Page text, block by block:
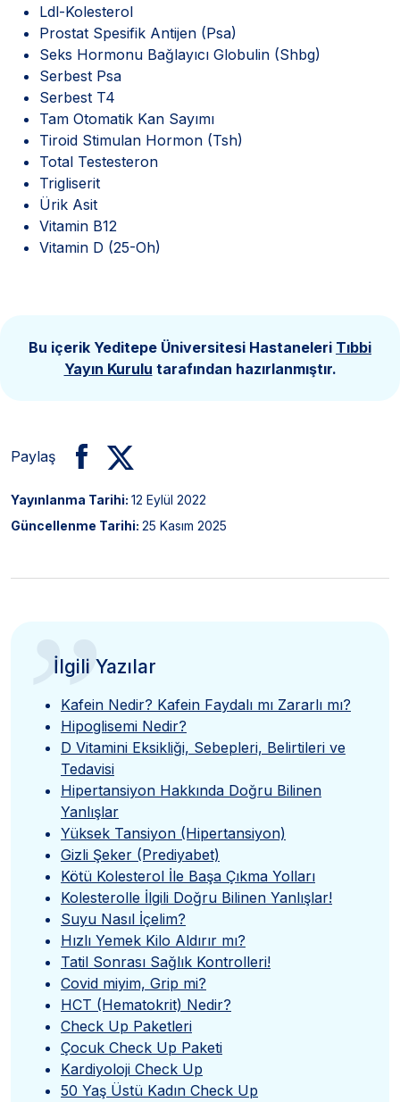
Ldl-Kolesterol
Prostat Spesifik Antijen (Psa)
Seks Hormonu Bağlayıcı Globulin (Shbg)
Serbest Psa
Serbest T4
Tam Otomatik Kan Sayımı
Tiroid Stimulan Hormon (Tsh)
Total Testesteron
Trigliserit
Ürik Asit
Vitamin B12
Vitamin D (25-Oh)
Bu içerik Yeditepe Üniversitesi Hastaneleri Tıbbi
Yayın Kurulu tarafından hazırlanmıştır.
Paylaş
Yayınlanma Tarihi: 12 Eylül 2022
Güncellenme Tarihi: 25 Kasım 2025
”
İlgili Yazılar
Kafein Nedir? Kafein Faydalı mı Zararlı mı?
Hipoglisemi Nedir?
D Vitamini Eksikliği, Sebepleri, Belirtileri ve
Tedavisi
Hipertansiyon Hakkında Doğru Bilinen
Yanlışlar
Yüksek Tansiyon (Hipertansiyon)
Gizli Şeker (Prediyabet)
Kötü Kolesterol İle Başa Çıkma Yolları
Kolesterolle İlgili Doğru Bilinen Yanlışlar!
Suyu Nasıl İçelim?
Hızlı Yemek Kilo Aldırır mı?
Tatil Sonrası Sağlık Kontrolleri!
Covid miyim, Grip mi?
HCT (Hematokrit) Nedir?
Check Up Paketleri
Çocuk Check Up Paketi
Kardiyoloji Check Up
50 Yaş Üstü Kadın Check Up